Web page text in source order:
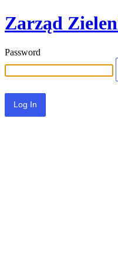
Zarząd
Password